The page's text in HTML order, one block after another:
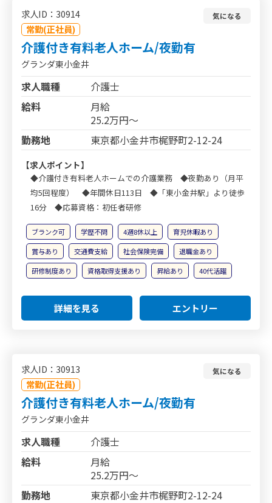
求人ID：30914
常勤(正社員)
気になる
介護付き有料老人ホーム/夜勤有
グランダ東小金井
求人職種
介護士
給料
月給
25.2万円～
勤務地
東京都小金井市梶野町2-12-24
【求人ポイント】
◆介護付き有料老人ホームでの介護業務 ◆夜勤あり（月平
均5回程度） ◆年間休日113日 ◆「東小金井駅」より徒歩
16分 ◆応募資格：初任者研修
ブランク可 学歴不問 4週8休以上
育児休暇あり
賞与あり
交通費支給 社会保険完備
退職金あり
研修制度あり
資格取得支援あり 昇給あり 40代活躍
詳細を見る エントリー
求人ID：30913
常勤(正社員)
気になる
介護付き有料老人ホーム/夜勤有
グランダ東小金井
求人職種
介護士
給料
月給
25.2万円～
勤務地
東京都小金井市梶野町2-12-24